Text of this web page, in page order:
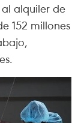
alquiler de
152 millones